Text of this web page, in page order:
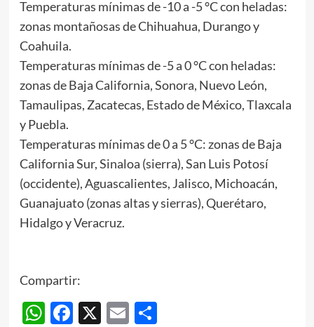
Temperaturas mínimas de -10 a -5 °C con heladas:
zonas montañosas de Chihuahua, Durango y
Coahuila.
Temperaturas mínimas de -5 a 0 °C con heladas:
zonas de Baja California, Sonora, Nuevo León,
Tamaulipas, Zacatecas, Estado de México, Tlaxcala
y Puebla.
Temperaturas mínimas de 0 a 5 °C: zonas de Baja
California Sur, Sinaloa (sierra), San Luis Potosí
(occidente), Aguascalientes, Jalisco, Michoacán,
Guanajuato (zonas altas y sierras), Querétaro,
Hidalgo y Veracruz.
Compartir:
WhatsApp
Facebook
X EmailCompartir